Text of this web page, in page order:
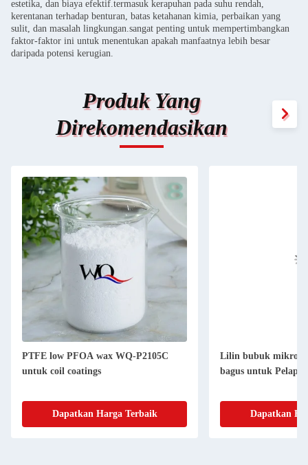
estetika, dan biaya efektif.termasuk kerapuhan pada suhu rendah,
kerentanan terhadap benturan, batas ketahanan kimia, perbaikan yang
sulit, dan masalah lingkungan.sangat penting untuk mempertimbangkan
faktor-faktor ini untuk menentukan apakah manfaatnya lebih besar
daripada potensi kerugian.
Produk Yang
Direkomendasikan
PTFE low PFOA wax WQ-P2105C
untuk coil coatings
Dapatkan Harga Terbaik
Lilin bubuk mikro
bagus untuk
Dapatkan